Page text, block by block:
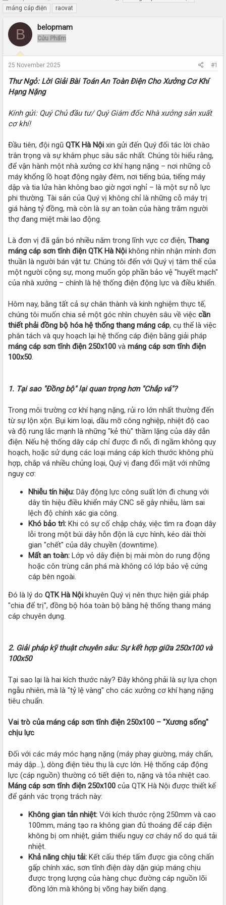
h
r
e
d
a
r
t
e
t
a
r
t
d
e
máng cáp điện
raovat
B belopmam
Cửu Phẩm
25 November 2025 #1
Thư Ngỏ: Lời Giải Bài Toán An Toàn Điện Cho Xưởng Cơ Khí
Hạng Nặng
Kính gửi: Quý Chủ đầu tư/ Quý Giám đốc Nhà xưởng sản xuất
cơ khí!
Đầu tiên, đội ngũ QTK Hà Nội xin gửi đến Quý đối tác lời chào
trân trọng và sự khâm phục sâu sắc nhất. Chúng tôi hiểu rằng,
để vận hành một nhà xưởng cơ khí hạng nặng – nơi những cỗ
máy khổng lồ hoạt động ngày đêm, nơi tiếng búa, tiếng máy
dập và tia lửa hàn không bao giờ ngơi nghỉ – là một sự nỗ lực
phi thường. Tài sản của Quý vị không chỉ là những cỗ máy trị
giá hàng tỷ đồng, mà còn là sự an toàn của hàng trăm người
thợ đang miệt mài lao động.
Là đơn vị đã gắn bó nhiều năm trong lĩnh vực cơ điện, Thang
máng cáp sơn tĩnh điện QTK Hà Nội không nhìn nhận mình đơn
thuần là người bán vật tư. Chúng tôi đến với Quý vị tâm thế của
một người cộng sự, mong muốn góp phần bảo vệ "huyết mạch"
của nhà xưởng – chính là hệ thống điện động lực và điều khiển.
Hôm nay, bằng tất cả sự chân thành và kinh nghiệm thực tế,
chúng tôi muốn chia sẻ một góc nhìn chuyên sâu về việc cần
thiết phải đồng bộ hóa hệ thống thang máng cáp, cụ thể là việc
phân tách và quy hoạch lại hệ thống cáp điện bằng giải pháp
máng cáp sơn tĩnh điện 250x100 và máng cáp sơn tĩnh điện
100x50
1. Tại sao "Đồng bộ" lại quan trọng hơn "Chắp vá"?
Trong môi trường cơ khí hạng nặng, rủi ro lớn nhất thường đến
từ sự lộn xộn. Bụi kim loại, dầu mỡ công nghiệp, nhiệt độ cao
và độ rung lắc mạnh là những "kẻ thù" thầm lặng của dây dẫn
điện. Nếu hệ thống dây cáp chỉ được đi nổi, đi ngầm không quy
hoạch, hoặc sử dụng các loại máng cáp kích thước không phù
hợp, chắp vá nhiều chủng loại, Quý vị đang đối mặt với những
nguy cơ:
Nhiễu tín hiệu: Dây động lực công suất lớn đi chung với
dây tín hiệu điều khiển máy CNC sẽ gây nhiễu, làm sai
lệch độ chính xác gia công.
Khó bảo trì: Khi có sự cố chập cháy, việc tìm ra đoạn dây
lỗi trong một búi dây hỗn độn là cực hình, kéo dài thời
gian "chết" của dây chuyền (downtime).
Mất an toàn: Lớp vỏ dây điện bị mài mòn do rung động
hoặc côn trùng cắn phá mà không có lớp bảo vệ cứng
cáp bên ngoài.
Đó là lý do QTK Hà Nội khuyên Quý vị nên thực hiện giải pháp
"chia để trị", đồng bộ hóa toàn bộ bằng hệ thống thang máng
cáp chuyên dụng.
2. Giải pháp kỹ thuật chuyên sâu: Sự kết hợp giữa 250x100 và
100x50
Tại sao lại là hai kích thước này? Đây không phải là sự lựa chọn
ngẫu nhiên, mà là "tỷ lệ vàng" cho các xưởng cơ khí hạng nặng
tiêu chuẩn.
Vai trò của máng cáp sơn tĩnh điện 250x100 – "Xương sống"
chịu lực
Đối với các máy móc hạng nặng (máy phay giường, máy chấn,
máy dập...), dòng điện tiêu thụ là cực lớn. Hệ thống cáp động
lực (cáp nguồn) thường có tiết diện to, nặng và tỏa nhiệt cao.
Máng cáp sơn tĩnh điện 250x100 của QTK Hà Nội được thiết kế
để gánh vác trọng trách này:
Không gian tản nhiệt: Với kích thước rộng 250mm và cao
100mm, máng tạo ra không gian đủ thoáng để cáp điện
không bị om nhiệt, giảm thiểu nguy cơ cháy nổ do quá tải
nhiệt.
Khả năng chịu tải: Kết cấu thép tấm được gia công chấn
gấp chính xác, sơn tĩnh điện dày dặn giúp máng chịu
được trọng lượng của hàng chục đường cáp nguồn lõi
đồng lớn mà không bị võng hay biến dạng.